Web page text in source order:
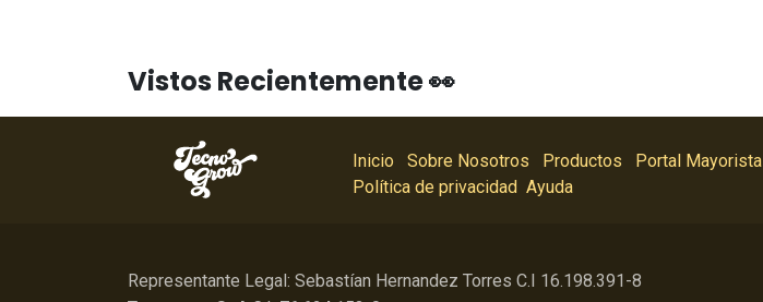
Vistos Recientemente 👀
Inicio Sobre Nosotros Productos
Portal Mayorista
Política de privacidad Ayuda
Representante Legal: Sebastían Hernandez Torres C.I 16.198.391-8